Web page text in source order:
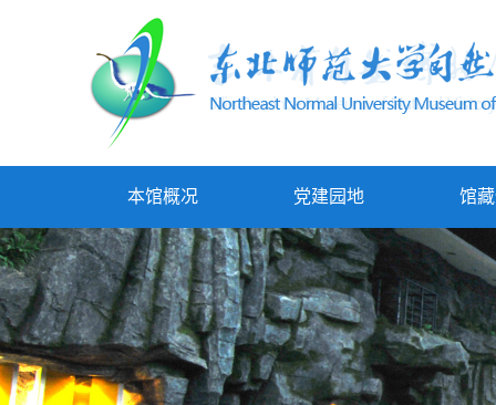
本馆概况 党建园地 馆